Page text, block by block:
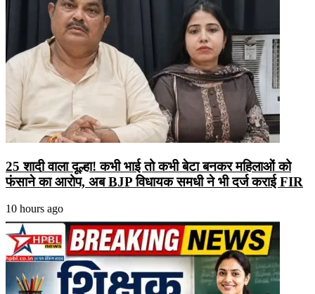
25 शादी वाला दूल्हा! कभी भाई तो कभी बेटा बनकर महिलाओं को
फंसाने का आरोप, अब BJP विधायक समधी ने भी दर्ज कराई FIR
10 hours ago